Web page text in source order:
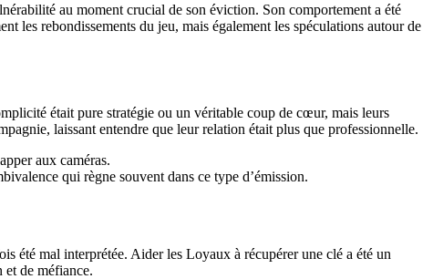
au moment crucial de son éviction. Son comportement a été
les rebondissements du jeu, mais également les spéculations autour de
était pure stratégie ou un véritable coup de cœur, mais leurs
laissant entendre que leur relation était plus que professionnelle.
aux caméras.
qui règne souvent dans ce type d’émission.
été mal interprétée. Aider les Loyaux à récupérer une clé a été un
et de méfiance.